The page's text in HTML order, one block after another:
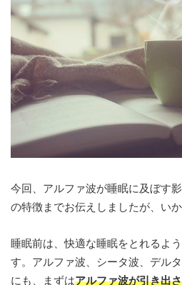
今回、アルファ波が睡眠に及ぼす
の特徴までお伝えしましたが、い
睡眠前は、快適な睡眠をとれるよ
す。アルファ波、シータ波、デル
にも、まずはアルファ波が引き出